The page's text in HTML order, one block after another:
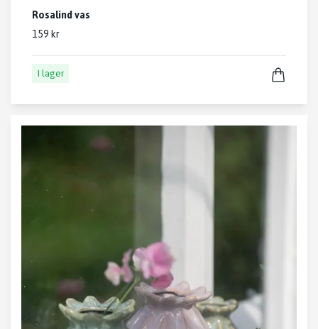
Rosalind vas
159 kr
I lager